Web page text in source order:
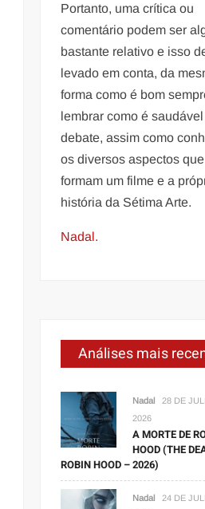
Portanto, uma crítica ou
comentário podem ser
bastante relativo e isso
levado em conta, da
forma como é bom
lembrar como é
debate, assim como
os diversos aspectos que
formam um filme e a
história da Sétima Arte.
Nadal.
Análises mais
Nadal
28 DE
2026
A MORTE DE
HOOD (THE
ROBIN HOOD – 2026)
Nadal
24 DE